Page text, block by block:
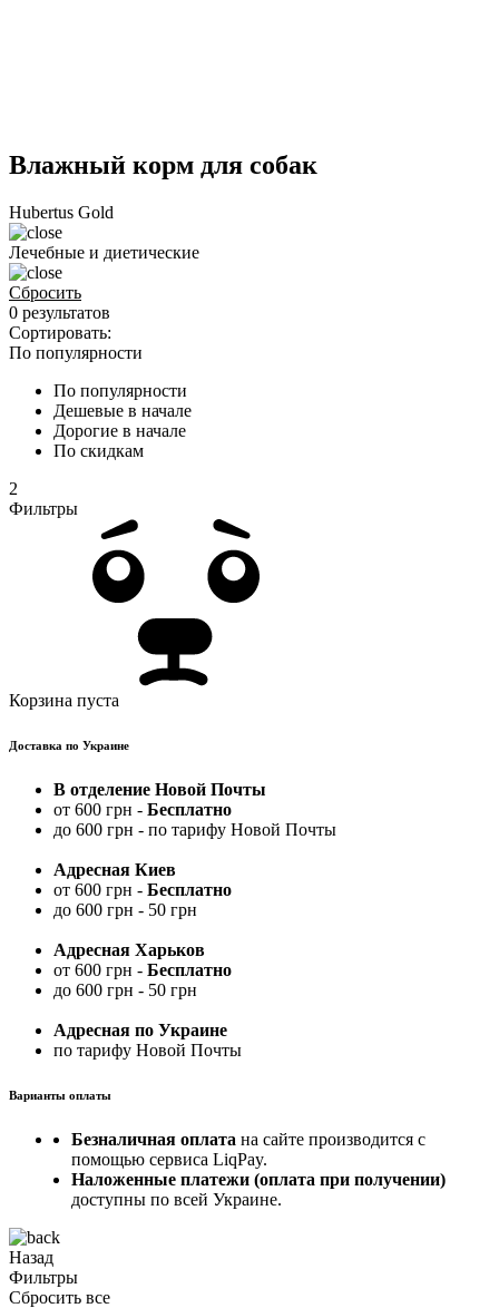
Влажный корм для собак
Hubertus Gold
Лечебные и диетические
Сбросить
0 результатов
Сортировать:
По популярности
По популярности
Дешевые в начале
Дорогие в начале
По скидкам
2
Фильтры
Корзина пуста
Доставка по Украине
В отделение Новой Почты
от 600 грн - Бесплатно
до 600 грн - по тарифу Новой Почты
Адресная Киев
от 600 грн - Бесплатно
до 600 грн - 50 грн
Адресная Харьков
от 600 грн - Бесплатно
до 600 грн - 50 грн
Адресная по Украине
по тарифу Новой Почты
Варианты оплаты
Безналичная оплата на сайте производится с
помощью сервиса LiqPay.
Наложенные платежи (оплата при получении)
доступны по всей Украине.
Назад
Фильтры
Сбросить все